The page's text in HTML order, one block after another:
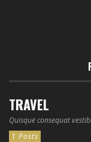
TRAVEL
Quisque consequat
1 Posts